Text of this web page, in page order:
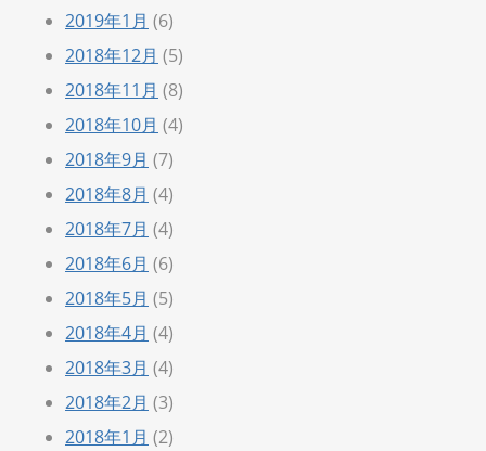
2019年1月 (6)
2018年12月 (5)
2018年11月 (8)
2018年10月 (4)
2018年9月 (7)
2018年8月 (4)
2018年7月 (4)
2018年6月 (6)
2018年5月 (5)
2018年4月 (4)
2018年3月 (4)
2018年2月 (3)
2018年1月 (2)